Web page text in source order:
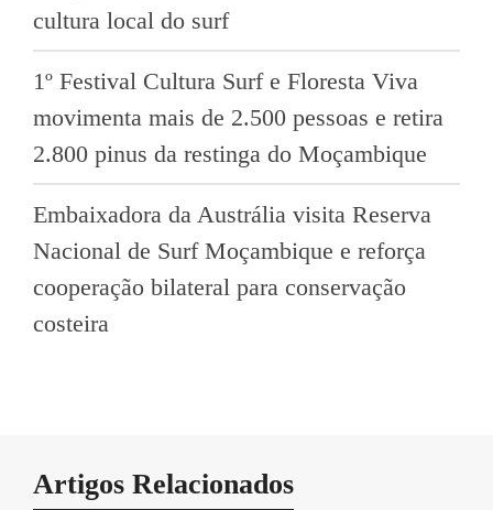
cultura local do surf
1º Festival Cultura Surf e Floresta Viva
movimenta mais de 2.500 pessoas e retira
2.800 pinus da restinga do Moçambique
Embaixadora da Austrália visita Reserva
Nacional de Surf Moçambique e reforça
cooperação bilateral para conservação
costeira
Artigos Relacionados